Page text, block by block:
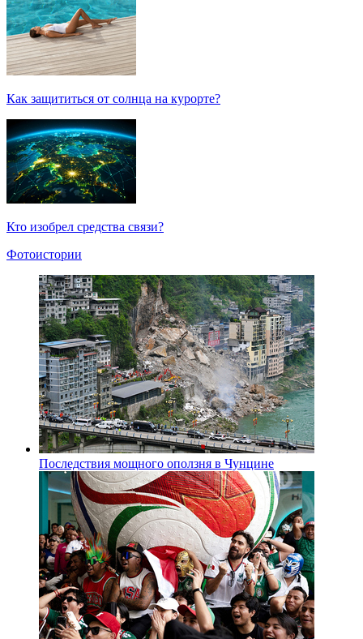
Как защититься от солнца на курорте?
Кто изобрел средства связи?
Фотоистории
Последствия мощного оползня в Чунцине